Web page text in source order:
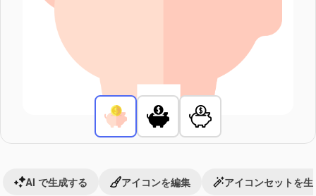
AI で生成する アイコンを編集 アイコンセットを生